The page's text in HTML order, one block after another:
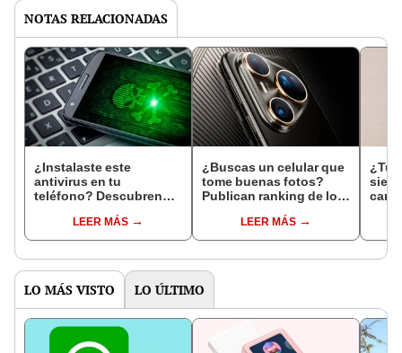
NOTAS RELACIONADAS
¿Instalaste este
antivirus en tu
teléfono? Descubren
peligroso malware
LEER MÁS
¿Buscas un celular que
tome buenas fotos?
Publican ranking de los
mejores cámaras
LEER MÁS
¿Tu
LO MÁS VISTO LO ÚLTIMO